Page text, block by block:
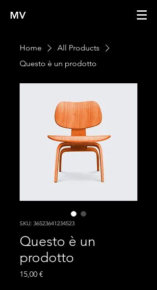
MV
Home
All Products
Questo è un prodotto
SKU: 36523641234523
Questo è un
prodotto
15,00 €